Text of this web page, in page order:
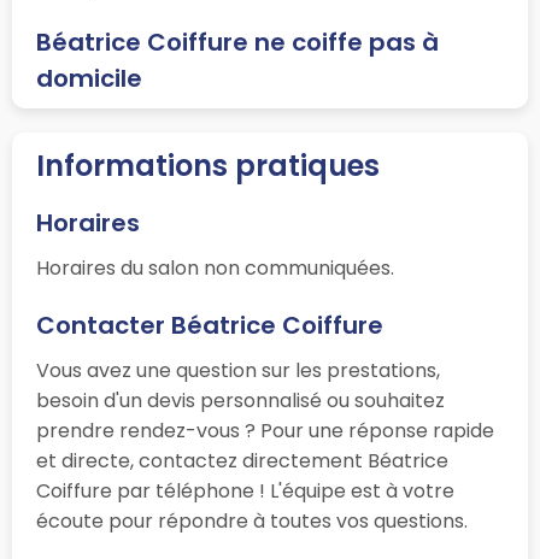
Béatrice Coiffure ne coiffe pas à
domicile
Informations pratiques
Horaires
Horaires du salon non communiquées.
Contacter Béatrice Coiffure
Vous avez une question sur les prestations,
besoin d'un devis personnalisé ou souhaitez
prendre rendez-vous ? Pour une réponse rapide
et directe, contactez directement Béatrice
Coiffure par téléphone ! L'équipe est à votre
écoute pour répondre à toutes vos questions.